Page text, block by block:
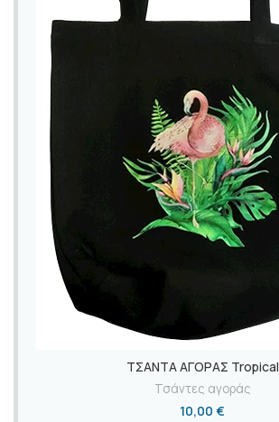
ΤΣΑΝΤΑ ΑΓΟΡΑΣ Tropical
Τσάντες αγοράς
10,00 €